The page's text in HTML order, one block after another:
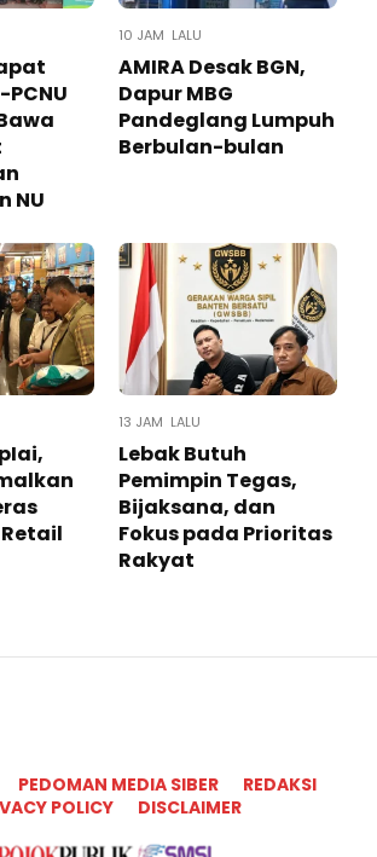
PCNU
NU
10 JAM LALU
AMIRA Desak BGN,
Dapur MBG
Pandeglang Lumpuh
Berbulan-bulan
13 JAM LALU
Lebak Butuh
Pemimpin Tegas,
Bijaksana, dan
Fokus pada Prioritas
Rakyat
PEDOMAN MEDIA SIBER
REDAKSI
POLICY
DISCLAIMER